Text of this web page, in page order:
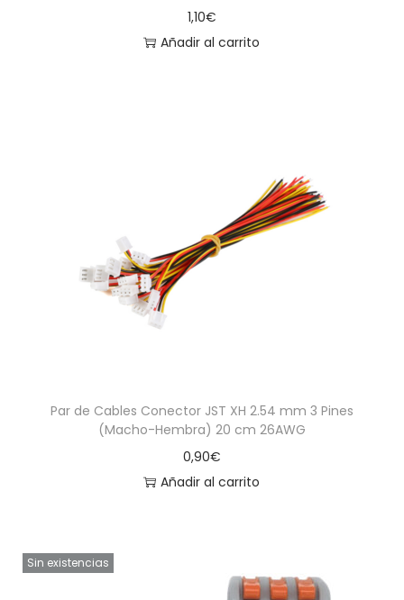
1,10€
Añadir al carrito
Par de Cables Conector JST XH 2.54 mm 3 Pines
(Macho-Hembra) 20 cm 26AWG
0,90€
Añadir al carrito
Sin existencias